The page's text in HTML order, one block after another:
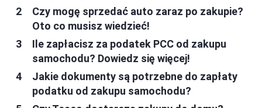
Czy mogę sprzedać auto zaraz po zakupie?
Oto co musisz wiedzieć!
Ile zapłacisz za podatek PCC od zakupu
samochodu? Dowiedz się więcej!
Jakie dokumenty są potrzebne do zapłaty
podatku od zakupu samochodu?